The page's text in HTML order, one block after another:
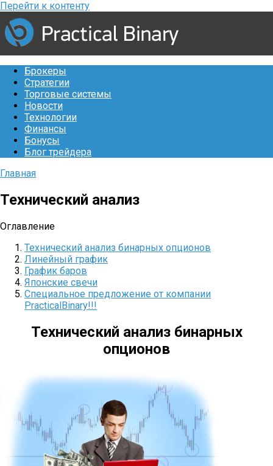
Перейти к контенту
Брокеры
Стратегии
Торговые системы
Новости
Технологии
Финансы
Бонусы
Блог трейдера
Главная
Технический анализ
Оглавление
Технический анализ бинарных опционов
Линейный график
График баров
Японские свечи
Специальное предложение от компании
PracticalBinary!!!
Технический анализ бинарных
опционов